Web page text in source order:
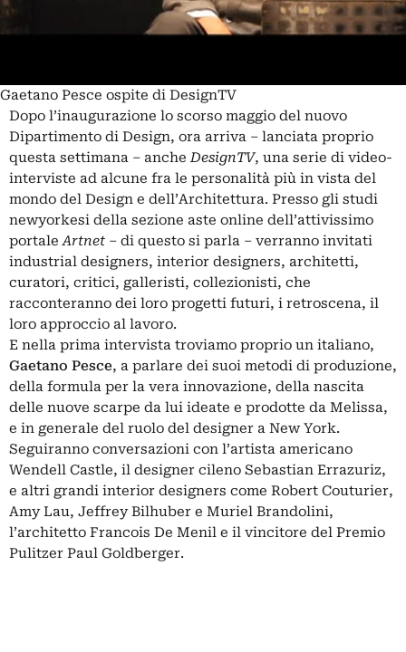
Gaetano Pesce ospite di DesignTV
Dopo l’inaugurazione lo scorso maggio del nuovo
Dipartimento di Design, ora arriva – lanciata proprio
questa settimana – ancheDesignTV, una serie di video-
interviste ad alcune fra le personalità più in vista del
mondo del Design e dell’Architettura. Presso gli studi
newyorkesi della sezione aste online dell’attivissimo
portaleArtnet – di questo si parla – verranno invitati
industrial designers, interior designers, architetti,
curatori, critici, galleristi, collezionisti, che
racconteranno dei loro progetti futuri, i retroscena, il
loro approccio al lavoro.
E nella prima intervista troviamo proprio un italiano,
Gaetano Pesce, a parlare dei suoi metodi di produzione,
della formula per la vera innovazione, della nascita
delle nuove scarpe da lui ideate e prodotte da Melissa,
e in generale del ruolo del designer a New York.
Seguiranno conversazioni con l’artista americano
Wendell Castle, il designer cileno Sebastian Errazuriz,
e altri grandi interior designers come Robert Couturier,
Amy Lau, Jeffrey Bilhuber e Muriel Brandolini,
l’architetto Francois De Menil e il vincitore del Premio
Pulitzer Paul Goldberger.